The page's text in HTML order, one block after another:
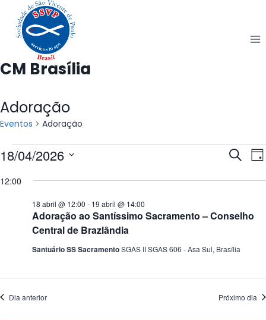
Pular
para
Conteúdo
CM Brasília
Adoração
Eventos Adoração
Eventos
for
abril
2026
e
de
Dia
18/04/2026
a
12:00
Adoração ao Santíssimo Sacramento – Conselho
Central de Brazlândia
18 abril @ 12:00 - 19 abril @ 14:00
Santuário SS SacramentoSGAS II SGAS 606 - Asa Sul, Brasília
Dia anterior Próximo dia